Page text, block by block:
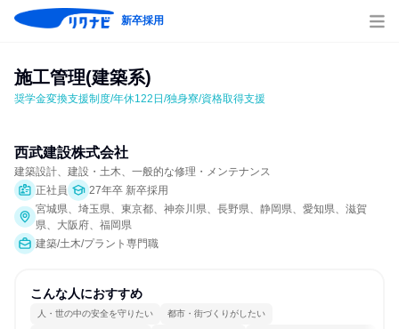
新卒採用
施工管理(建築系)
奨学金変換支援制度/年休122日/独身寮/資格取得支援
西武建設株式会社
建築設計、建設・土木、一般的な修理・メンテナンス
正社員
27年卒 新卒採用
宮城県、埼玉県、東京都、神奈川県、長野県、静岡県、愛知県、滋賀
県、大阪府、福岡県
建築/土木/プラント専門職
こんな人におすすめ
人・世の中の安全を守りたい 都市・街づくりがしたい